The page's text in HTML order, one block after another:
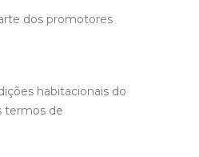
dos promotores
habitacionais do
termos de